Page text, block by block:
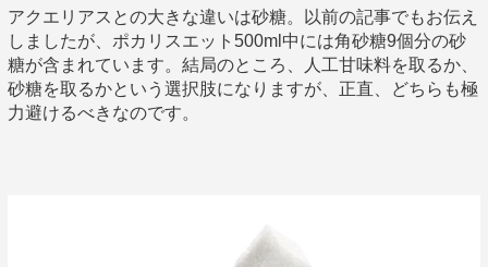
アクエリアスとの大きな違いは砂糖。以前の記事でもお伝え
しましたが、ポカリスエット500ml中には角砂糖9個分の砂
糖が含まれています。結局のところ、人工甘味料を取るか、
砂糖を取るかという選択肢になりますが、正直、どちらも極
力避けるべきなのです。